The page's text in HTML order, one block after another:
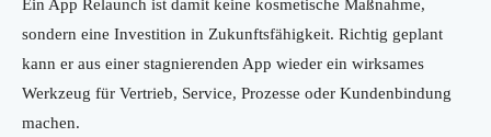
Ein App Relaunch ist damit keine kosmetische Maßnahme,
sondern eine Investition in Zukunftsfähigkeit. Richtig geplant
kann er aus einer stagnierenden App wieder ein wirksames
Werkzeug für Vertrieb, Service, Prozesse oder Kundenbindung
machen.